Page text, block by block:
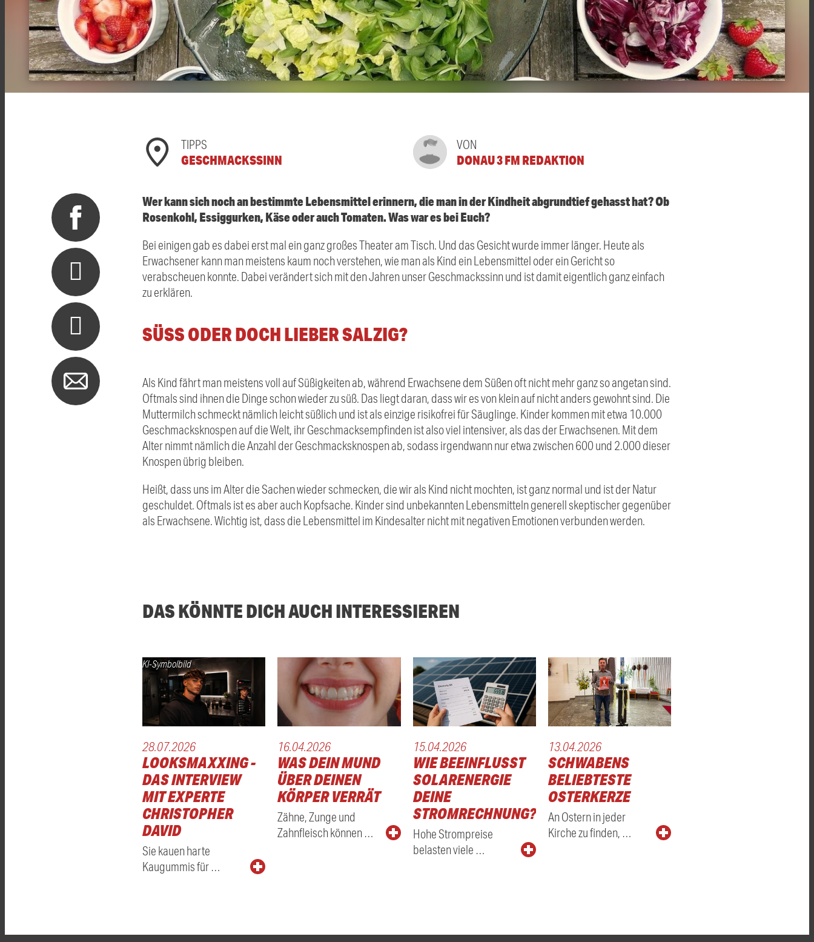
TIPPS
GESCHMACKSSINN
VON
DONAU 3 FM REDAKTION
Wer kann sich noch an bestimmte Lebensmittel erinnern, die man in der Kindheit abgrundtief gehasst hat? Ob
Rosenkohl, Essiggurken, Käse oder auch Tomaten. Was war es bei Euch?
Bei einigen gab es dabei erst mal ein ganz großes Theater am Tisch. Und das Gesicht wurde immer länger. Heute als
Erwachsener kann man meistens kaum noch verstehen, wie man als Kind ein Lebensmittel oder ein Gericht so
verabscheuen konnte. Dabei verändert sich mit den Jahren unser Geschmackssinn und ist damit eigentlich ganz einfach
zu erklären.
SÜSS ODER DOCH LIEBER SALZIG?
Als Kind fährt man meistens voll auf Süßigkeiten ab, während Erwachsene dem Süßen oft nicht mehr ganz so angetan sind.
Oftmals sind ihnen die Dinge schon wieder zu süß. Das liegt daran, dass wir es von klein auf nicht anders gewohnt sind. Die
Muttermilch schmeckt nämlich leicht süßlich und ist als einzige risikofrei für Säuglinge. Kinder kommen mit etwa 10.000
Geschmacksknospen auf die Welt, ihr Geschmacksempfinden ist also viel intensiver, als das der Erwachsenen. Mit dem
Alter nimmt nämlich die Anzahl der Geschmacksknospen ab, sodass irgendwann nur etwa zwischen 600 und 2.000 dieser
Knospen übrig bleiben.
Heißt, dass uns im Alter die Sachen wieder schmecken, die wir als Kind nicht mochten, ist ganz normal und ist der Natur
geschuldet. Oftmals ist es aber auch Kopfsache. Kinder sind unbekannten Lebensmitteln generell skeptischer gegenüber
als Erwachsene. Wichtig ist, dass die Lebensmittel im Kindesalter nicht mit negativen Emotionen verbunden werden.
DAS KÖNNTE DICH AUCH INTERESSIEREN
KI-Symbolbild
28.07.2026
LOOKSMAXXING -
DAS INTERVIEW
MIT EXPERTE
CHRISTOPHER
DAVID
Sie kauen harte
Kaugummis für …
16.04.2026
WAS DEIN MUND
ÜBER DEINEN
KÖRPER VERRÄT
Zähne, Zunge und
Zahnfleisch können …
15.04.2026
WIE BEEINFLUSST
SOLARENERGIE
DEINE
STROMRECHNUNG?
Hohe Strompreise
belasten viele …
13.04.2026
SCHWABENS
BELIEBTESTE
OSTERKERZE
An Ostern in jeder
Kirche zu finden, …